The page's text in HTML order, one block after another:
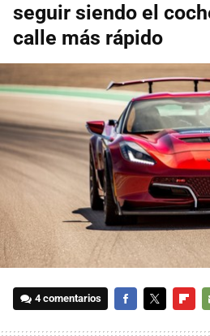
seguir siendo el
calle más rápido
4 comentarios